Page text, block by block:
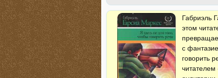
Габриэль
этом
с
говорить